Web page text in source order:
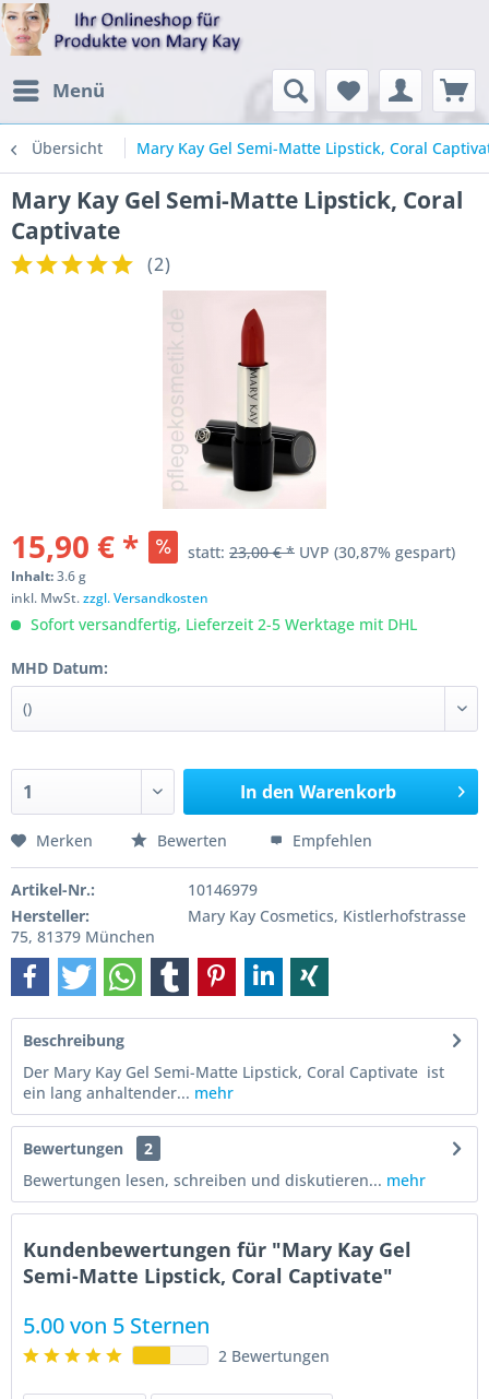
Menü
Übersicht Mary Kay Gel Semi-Matte Lipstick, Coral
Mary Kay Gel Semi-Matte Lipstick, Coral
Captivate
(2)
15,90 € * statt: 23,00 € * UVP (30,87% gespart)
Inhalt:3.6 g
inkl. MwSt.zzgl. Versandkosten
Sofort versandfertig, Lieferzeit 2-5 Werktage mit DHL
MHD Datum:
In den Warenkorb
Merken Bewerten Empfehlen
Artikel-Nr.:
10146979
Hersteller:
Mary Kay Cosmetics, Kistlerhofstrasse
75, 81379 München
Beschreibung
Der Mary Kay Gel Semi-Matte Lipstick, Coral Captivate ist
ein lang anhaltender... mehr
Bewertungen
2
Bewertungen lesen, schreiben und diskutieren... mehr
Kundenbewertungen für "Mary Kay Gel
Semi-Matte Lipstick, Coral Captivate"
5.00 von 5 Sternen
2 Bewertungen